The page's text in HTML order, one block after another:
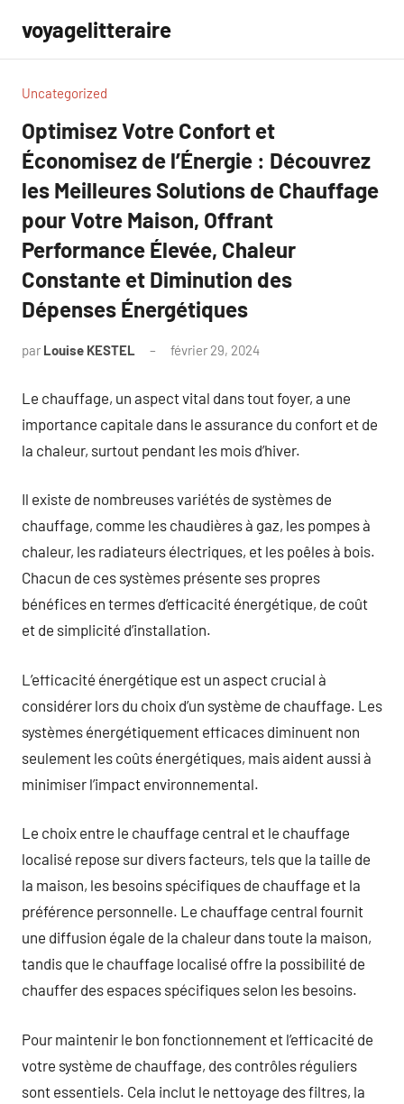
contenu
voyagelitteraire
Uncategorized
Optimisez Votre Confort et
Économisez de l’Énergie : Découvrez
les Meilleures Solutions de Chauffage
pour Votre Maison, Offrant
Performance Élevée, Chaleur
Constante et Diminution des
Dépenses Énergétiques
par Louise KESTEL février 29, 2024
Le chauffage, un aspect vital dans tout foyer, a une
importance capitale dans le assurance du confort et de
la chaleur, surtout pendant les mois d’hiver.
Il existe de nombreuses variétés de systèmes de
chauffage, comme les chaudières à gaz, les pompes à
chaleur, les radiateurs électriques, et les poêles à bois.
Chacun de ces systèmes présente ses propres
bénéfices en termes d’efficacité énergétique, de coût
et de simplicité d’installation.
L’efficacité énergétique est un aspect crucial à
considérer lors du choix d’un système de chauffage. Les
systèmes énergétiquement efficaces diminuent non
seulement les coûts énergétiques, mais aident aussi à
minimiser l’impact environnemental.
Le choix entre le chauffage central et le chauffage
localisé repose sur divers facteurs, tels que la taille de
la maison, les besoins spécifiques de chauffage et la
préférence personnelle. Le chauffage central fournit
une diffusion égale de la chaleur dans toute la maison,
tandis que le chauffage localisé offre la possibilité de
chauffer des espaces spécifiques selon les besoins.
Pour maintenir le bon fonctionnement et l’efficacité de
votre système de chauffage, des contrôles réguliers
sont essentiels. Cela inclut le nettoyage des filtres, la